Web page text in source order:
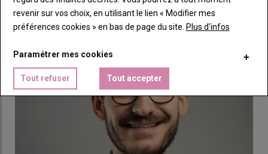
bas liberté
24 octobre 2024
engraisseur en un site de sélection de lignée Large-…
revenir sur vos choix, en utilisant le lien « Modifier mes
préférences cookies » en bas de page du site. Plus d'infos
Paramétrer mes cookies
Tout refuser Tout accepter